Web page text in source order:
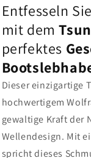
mit
Gravur
mit
Entfesseln
mit dem
perfektes
Dieser einzigartige
hochwertigem
gewaltige Kraft der
Wellendesign. Mit
spricht dieses